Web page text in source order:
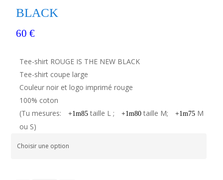
BLACK
60€
Tee-shirt ROUGE IS THE NEW BLACK
Tee-shirt coupe large
Couleur noir et logo imprimé rouge
100% coton
(Tu mesures:
+1m85taille L ; +1m80taille M; +1m75M
ou S)